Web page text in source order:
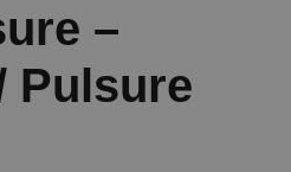
–
Pulsure